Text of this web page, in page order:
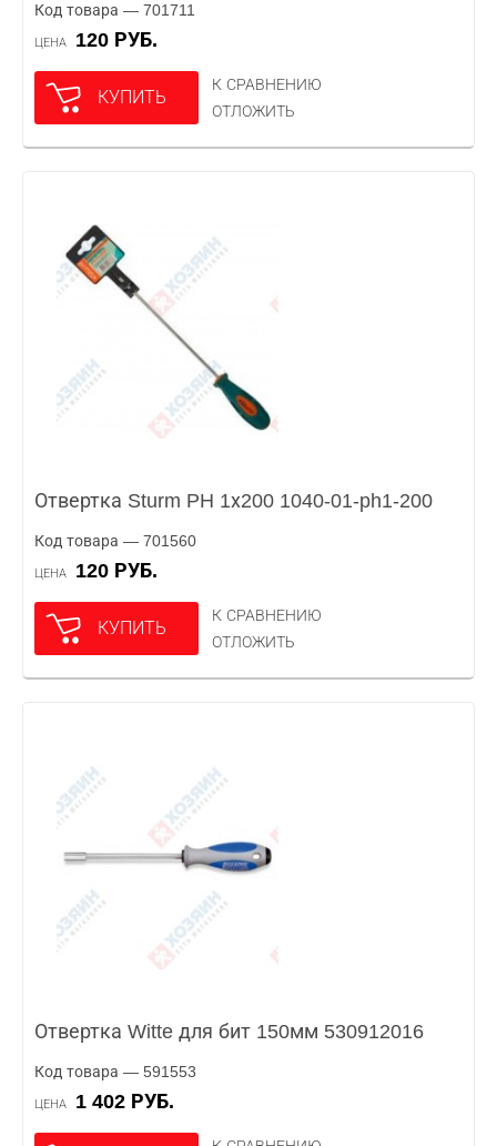
Код товара — 701711
ЦЕНА 120 РУБ.
КУПИТЬ
К СРАВНЕНИЮ
ОТЛОЖИТЬ
Отвертка Sturm PH 1х200 1040-01-ph1-200
Код товара — 701560
ЦЕНА 120 РУБ.
КУПИТЬ
К СРАВНЕНИЮ
ОТЛОЖИТЬ
Отвертка Witte для бит 150мм 530912016
Код товара — 591553
ЦЕНА 1 402 РУБ.